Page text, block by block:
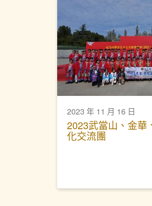
2023 年 11 月 16 日
2023武當山、金華
化交流團